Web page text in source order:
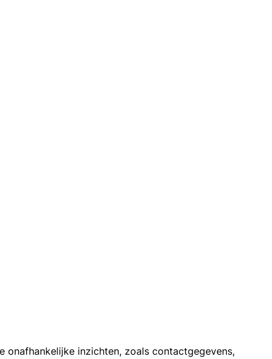
onafhankelijke inzichten, zoals contactgegevens,